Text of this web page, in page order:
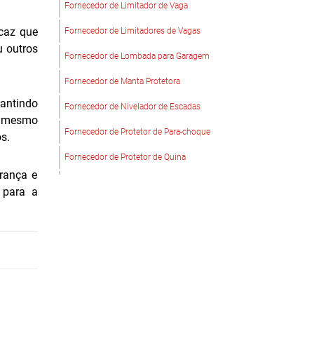
que
outros
e
para a
Fornecedor de Limitador de Vaga
Fornecedor de Limitadores de Vagas
Fornecedor de Lombada para Garagem
Fornecedor de Manta Protetora
Fornecedor de Nivelador de Escadas
Fornecedor de Protetor de Para-choque
Fornecedor de Protetor de Quina